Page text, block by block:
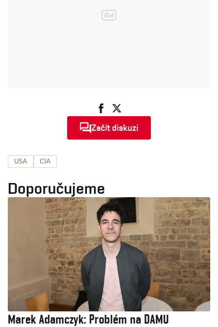
Začít diskuzi
USA CIA
Doporučujeme
Marek Adamczyk: Problém na DAMU